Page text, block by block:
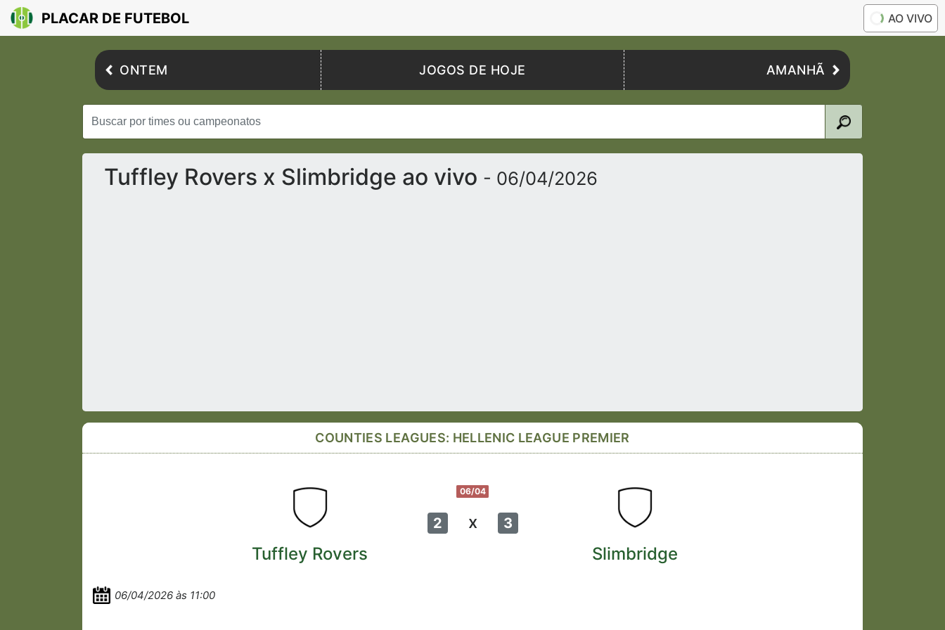
PLACAR DE FUTEBOL AO VIVO
ONTEM JOGOS DE HOJE AMANHÃ
Tuffley Rovers x Slimbridge ao vivo - 06/04/2026
COUNTIES LEAGUES: HELLENIC LEAGUE PREMIER
06/04
2 x 3
Tuffley Rovers Slimbridge
06/04/2026 às 11:00